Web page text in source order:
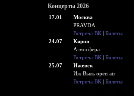
Концерты 2026
17.01
Москва
PRAVDA
Встреча ВК | Билеты
24.07
Киров
Атмосфера
Встреча ВК | Билеты
25.07
Ижевск
Иж Выль open air
Встреча ВК | Билеты